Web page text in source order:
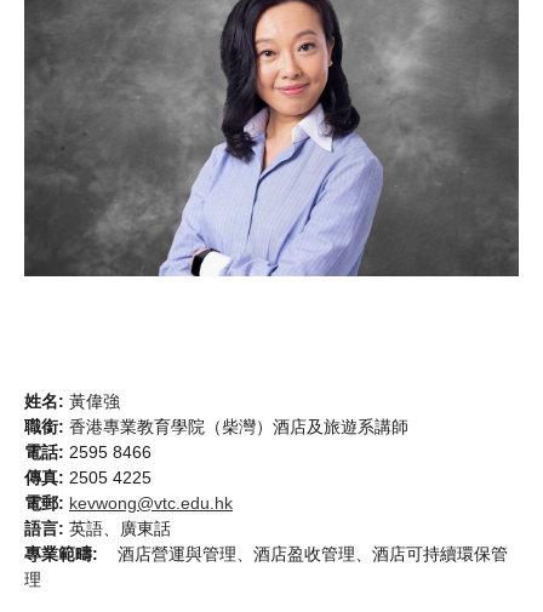
姓名: 黃偉強
職銜: 香港專業教育學院（柴灣）酒店及旅遊系講師
電話: 2595 8466
傳真: 2505 4225
電郵: kevwong@vtc.edu.hk
語言: 英語、廣東話
專業範疇: 酒店營運與管理、酒店盈收管理、酒店可持續環保管
理